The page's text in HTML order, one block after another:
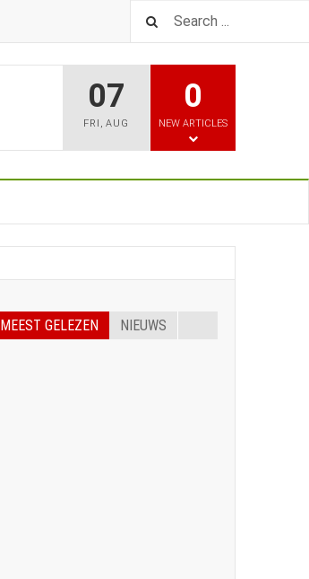
07
FRI ,AUG
0
NEW ARTICLES
MEEST GELEZEN NIEUWS